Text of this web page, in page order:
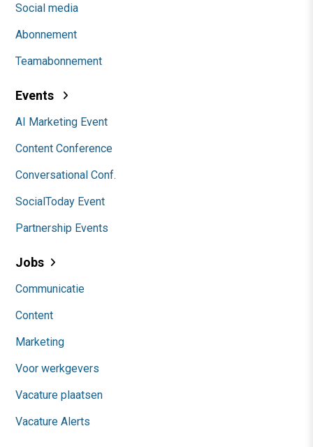
Social media
Abonnement
Teamabonnement
Events
AI Marketing Event
Content Conference
Conversational Conf.
SocialToday Event
Partnership Events
Jobs
Communicatie
Content
Marketing
Voor werkgevers
Vacature plaatsen
Vacature Alerts